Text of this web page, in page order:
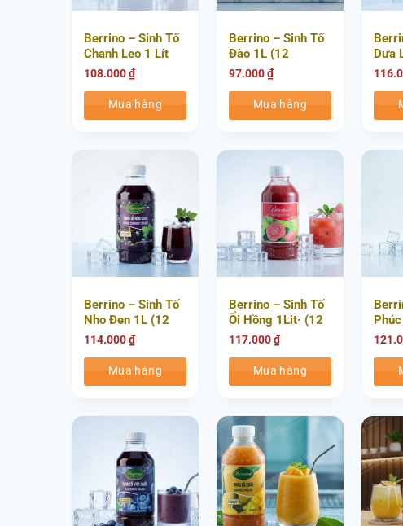
Berrino – Sinh Tố
Chanh Leo 1 Lít
(12 Chai/Thùng)
108.000₫
Mua hàng
Berrino – Sinh Tố
Đào 1L (12
Chai/Thùng)
97.000₫
Mua hàng
Dưa
Chai/
Berrino – Sinh Tố
Nho Đen 1L (12
Chai/Thùng)
114.000₫
Mua hàng
Berrino – Sinh Tố
Ổi Hồng 1Lit· (12
Chai/thùng)
117.000₫
Mua hàng
(12